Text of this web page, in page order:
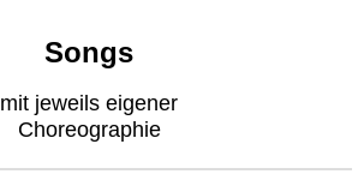
Songs
mit jeweils eigener
Choreographie